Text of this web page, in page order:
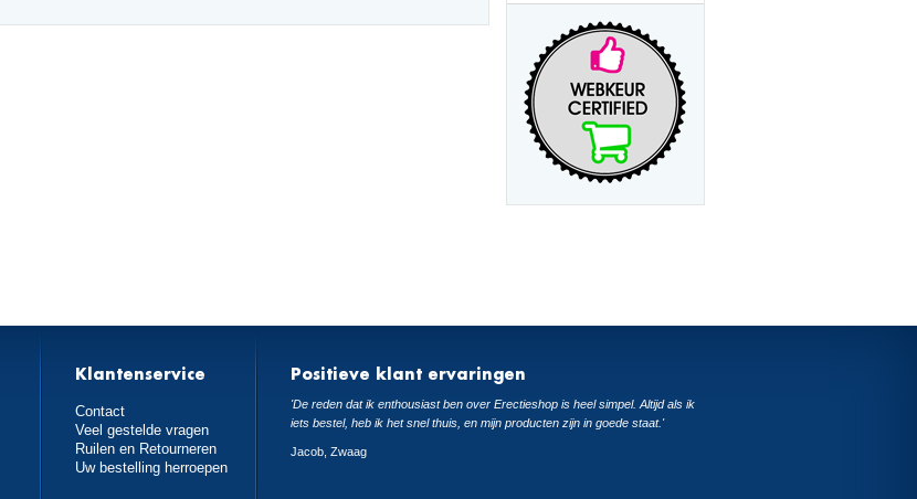
Klantenservice
Contact
Veel gestelde vragen
Ruilen en Retourneren
Uw bestelling herroepen
Positieve klant ervaringen
'De reden dat ik enthousiast ben over Erectieshop is heel simpel. Altijd als ik
iets bestel, heb ik het snel thuis, en mijn producten zijn in goede staat.'
Jacob, Zwaag